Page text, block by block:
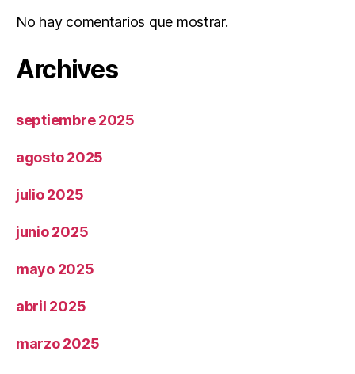
No hay comentarios que mostrar.
Archives
septiembre 2025
agosto 2025
julio 2025
junio 2025
mayo 2025
abril 2025
marzo 2025